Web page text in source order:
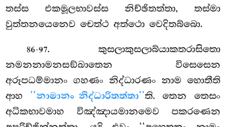
තස්ස එකමූලභාවස්ස නිච්ඡිතත්තා, තස්මා
වුත්තනයෙනෙව චෙත්ථ අත්ථො වෙදිතබ්බො.
86-97. කුසලාකුසලාබ්යාකතරාසිතො
නමනනාමනසඞ්ඛාතෙන විසෙසෙන
අරූපධම්මානං ගහණං නිද්ධාරණං නාම හොතීති
ආහ ‘‘නාමානං නිද්ධාරිතත්තා’’ති. තෙන තෙසං
අධිකභාවමාහ විඤ්ඤායමානමෙව පකරණෙන